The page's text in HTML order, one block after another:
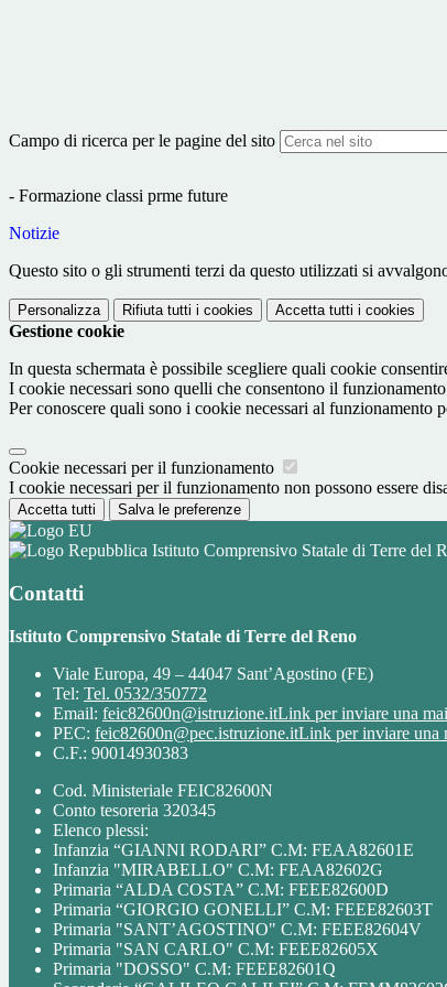
Campo di ricerca per le pagine del sito
- Formazione classi prme future
Notizie
Questo sito o gli strumenti terzi da questo utilizzati si
Personalizza Rifiuta tutti i cookies Accetta tutti i cookies
Gestione cookie
In questa schermata è possibile scegliere quali cookie
I cookie necessari sono quelli che consentono il
Per conoscere quali sono i cookie necessari al funzionamento
Cookie necessari per il funzionamento
I cookie necessari per il funzionamento non possono essere
Accetta tutti Salva le preferenze
Istituto Comprensivo Statale di Terre del
Contatti
Istituto Comprensivo Statale di Terre del Reno
Viale Europa, 49 – 44047 Sant’Agostino (FE)
Tel: Tel. 0532/350772
Email: feic82600n@istruzione.itLink per inviare una
PEC: feic82600n@pec.istruzione.itLink per inviare una
C.F.: 90014930383
Cod. Ministeriale FEIC82600N
Conto tesoreria 320345
Elenco plessi:
Infanzia “GIANNI RODARI” C.M: FEAA82601E
Infanzia "MIRABELLO" C.M: FEAA82602G
Primaria “ALDA COSTA” C.M: FEEE82600D
Primaria “GIORGIO GONELLI” C.M: FEEE82603T
Primaria "SANT’AGOSTINO" C.M: FEEE82604V
Primaria "SAN CARLO" C.M: FEEE82605X
Primaria "DOSSO" C.M: FEEE82601Q